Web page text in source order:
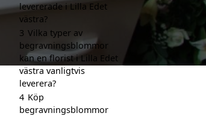
levererade i Lilla Edet
västra?
3 Vilka typer av
begravningsblommor
kan en florist i Lilla Edet
västra vanligtvis
leverera?
4 Köp
begravningsblommor